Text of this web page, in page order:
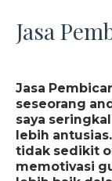
Jasa
Jasa
seseorang
saya
lebih
tidak sedikit
memotivasi